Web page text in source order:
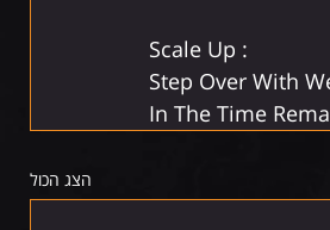
Scale Up :
Step Over With
In The Time
הצג הכול